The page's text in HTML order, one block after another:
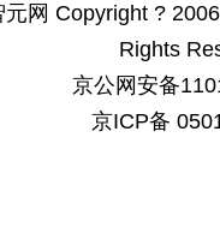
网 Copyright ?
Rights
京公网安备
京ICP备